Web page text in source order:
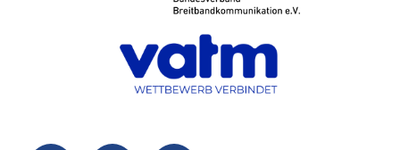
Fußzeilenmenü